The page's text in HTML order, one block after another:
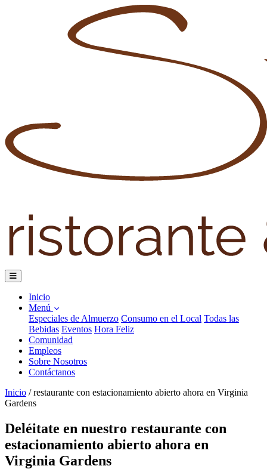
Inicio
Menú
Especiales de Almuerzo Consumo en el Local Todas las
Bebidas Eventos Hora Feliz
Comunidad
Empleos
Sobre Nosotros
Contáctanos
Inicio / restaurante con estacionamiento abierto ahora en Virginia
Gardens
Deléitate en nuestro restaurante con
estacionamiento abierto ahora en
Virginia Gardens